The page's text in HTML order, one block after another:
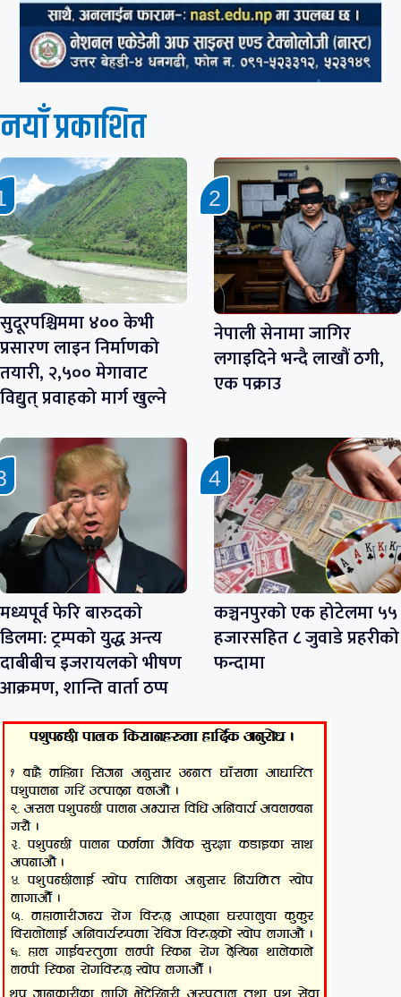
नयाँ प्रकाशित
सुदूरपश्चिममा ४०० केभी
प्रसारण लाइन निर्माणको
तयारी, २,५०० मेगावाट
विद्युत् प्रवाहको मार्ग खुल्ने
नेपाली सेनामा जागिर
लगाइदिने भन्दै लाखौं ठगी,
एक पक्राउ
मध्यपूर्व फेरि बारुदको
डिलमा: ट्रम्पको युद्ध अन्त्य
दाबीबीच इजरायलको भीषण
आक्रमण, शान्ति वार्ता ठप्प
कञ्चनपुरको एक होटेलमा ५५
हजारसहित ८ जुवाडे प्रहरीको
फन्दामा